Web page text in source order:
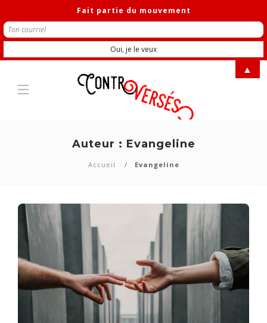
Auteur : Evangeline
Accueil Evangeline
Fait partie du mouvement
▲